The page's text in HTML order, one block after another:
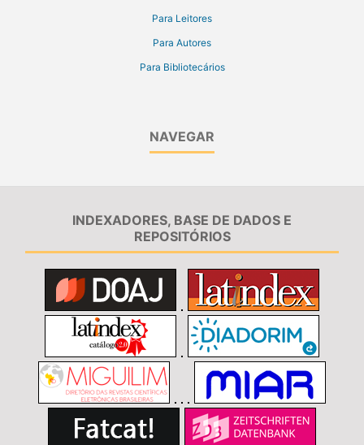
Para Leitores
Para Autores
Para Bibliotecários
NAVEGAR
INDEXADORES, BASE DE DADOS E
REPOSITÓRIOS